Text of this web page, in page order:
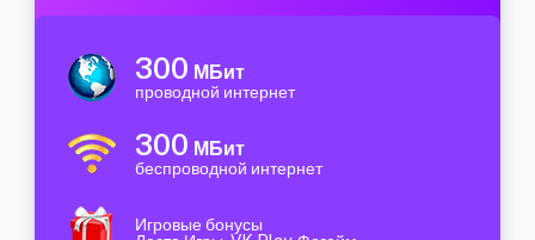
300 МБит
проводной интернет
300 МБит
беспроводной интернет
Игровые бонусы